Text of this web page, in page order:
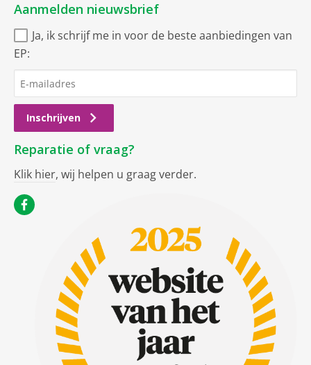
Aanmelden nieuwsbrief
Ja, ik schrijf me in voor de beste aanbiedingen van
EP:
Inschrijven
Reparatie of vraag?
Klik hier, wij helpen u graag verder.